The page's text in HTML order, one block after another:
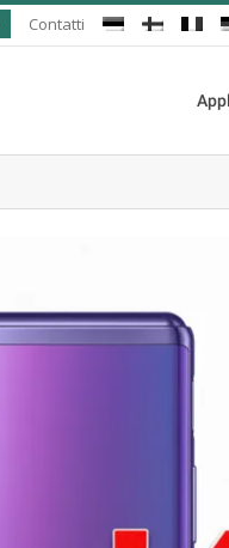
Contatti